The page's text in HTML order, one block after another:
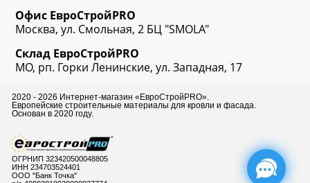
Офис ЕвроСтройPRO
Москва, ул. Смольная, 2 БЦ "SMOLA"
Склад ЕвроСтройPRO
МО, рп. Горки Ленинские, ул. Западная, 17
2020 - 2026 Интернет-магазин «ЕвроСтройPRO».
Европейские строительные материалы для кровли и фасада.
Основан в 2020 году.
ОГРНИП 323420500048805
ИНН 234703524401
ООО "Банк Точка"